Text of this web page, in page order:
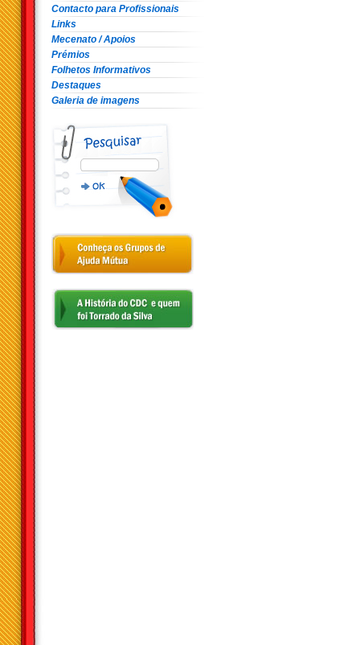
Contacto para Profissionais
Links
Mecenato / Apoios
Prémios
Folhetos Informativos
Destaques
Galeria de imagens